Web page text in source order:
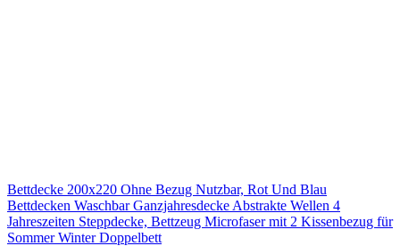
Bettdecke 200x220 Ohne Bezug Nutzbar, Rot Und Blau
Bettdecken Waschbar Ganzjahresdecke Abstrakte Wellen 4
Jahreszeiten Steppdecke, Bettzeug Microfaser mit 2 Kissenbezug für
Sommer Winter Doppelbett